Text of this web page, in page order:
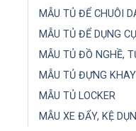
MẪU TỦ ĐỂ CHUÔI
MẪU TỦ ĐỂ DỤNG
MẪU TỦ ĐỒ NGHỀ,
MẪU TỦ ĐỰNG
MẪU TỦ LOCKER
MẪU XE ĐẨY, KỆ